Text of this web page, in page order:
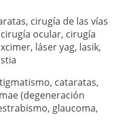
, cirugía de las vías
cirugía ocular, cirugía
, láser yag, lasik,
, cataratas,
(degeneración
, glaucoma,